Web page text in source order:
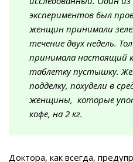
экспериментов был
женщин принимали
течение двух недель.
принимала настоящий
таблетку пустышку.
подделку, похудели в
женщины, которые
кофе, на 2 кг.
Доктора, как всегда,